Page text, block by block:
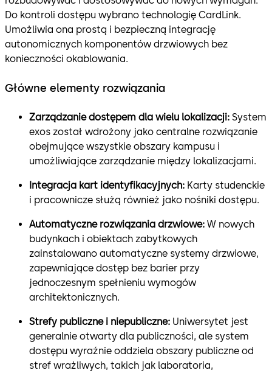
Do kontroli dostępu wybrano technologię CardLink.
Umożliwia ona prostą i bezpieczną integrację
autonomicznych komponentów drzwiowych bez
konieczności okablowania.
Główne elementy rozwiązania
Zarządzanie dostępem dla wielu lokalizacji: System
exos został wdrożony jako centralne rozwiązanie
obejmujące wszystkie obszary kampusu i
umożliwiające zarządzanie między lokalizacjami.
Integracja kart identyfikacyjnych: Karty studenckie
i pracownicze służą również jako nośniki dostępu.
Automatyczne rozwiązania drzwiowe: W nowych
budynkach i obiektach zabytkowych
zainstalowano automatyczne systemy drzwiowe,
zapewniające dostęp bez barier przy
jednoczesnym spełnieniu wymogów
architektonicznych.
Strefy publiczne i niepubliczne: Uniwersytet jest
generalnie otwarty dla publiczności, ale system
dostępu wyraźnie oddziela obszary publiczne od
stref wrażliwych, takich jak laboratoria,